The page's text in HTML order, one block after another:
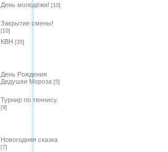
День молодёжи! [10]
Закрытие смены!
[10]
КВН [35]
День Рождения
Дедушки Мороза [5]
Турнир по теннису.
[9]
Новогодняя сказка
[7]